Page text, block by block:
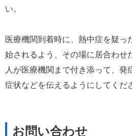
い。
医療機関到着時に、熱中症を疑っ
始されるよう、その場に居合わせ
人が医療機関まで付き添って、発
症状などを伝えるようにしてくだ